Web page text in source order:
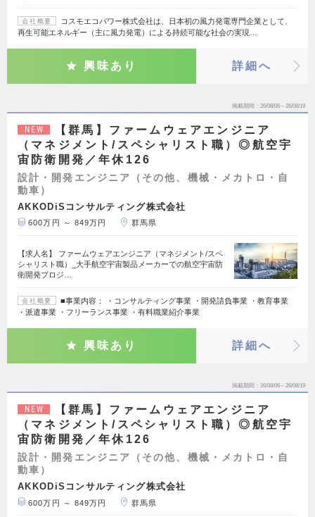
会社概要
コスモエコパワー株式会社は、日本初の風力発電専門企業として、
再生可能エネルギー（主に風力発電）による持続可能な社会の実現…
興味あり 詳細へ
掲載期間 26/08/06～26/08/19
NEW
【群馬】ファームウェアエンジニア
（マネジメント/スペシャリスト職）◎航空宇
宙防衛開発／年休126
設計・開発エンジニア（その他、機械・メカトロ・自
動車）
AKKODiSコンサルティング株式会社
600万円 ～ 849万円 群馬県
【求人名】 ファームウェアエンジニア（マネジメント/スペ
シャリスト職）_大手航空宇宙製品メーカーでの航空宇宙防
衛開発プロジ…
会社概要
■事業内容： ・コンサルティング事業 ・開発請負事業 ・教育事業
・派遣事業 ・フリーランス事業 ・有料職業紹介事業
興味あり 詳細へ
掲載期間 26/08/06～26/08/19
NEW
【群馬】ファームウェアエンジニア
（マネジメント/スペシャリスト職）◎航空宇
宙防衛開発／年休126
設計・開発エンジニア（その他、機械・メカトロ・自
動車）
AKKODiSコンサルティング株式会社
600万円 ～ 849万円 群馬県